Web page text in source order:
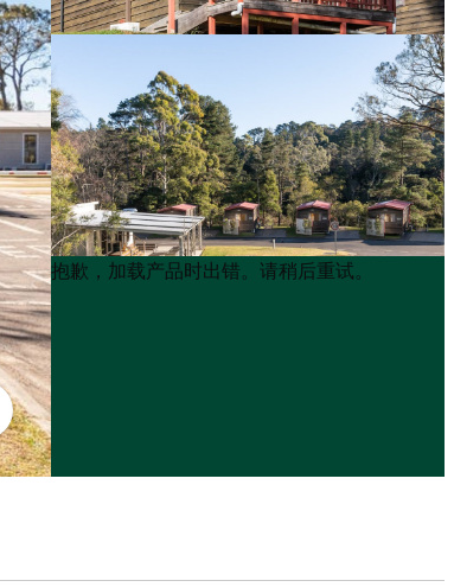
Product
List
Product
List
抱歉，加载产品时出错。请稍后重试。